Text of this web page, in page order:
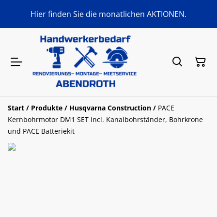
Hier finden Sie die monatlichen AKTIONEN.
Start / Produkte / Husqvarna Construction / PACE
Kernbohrmotor DM1 SET incl. Kanalbohrständer, Bohrkrone
und PACE Batteriekit